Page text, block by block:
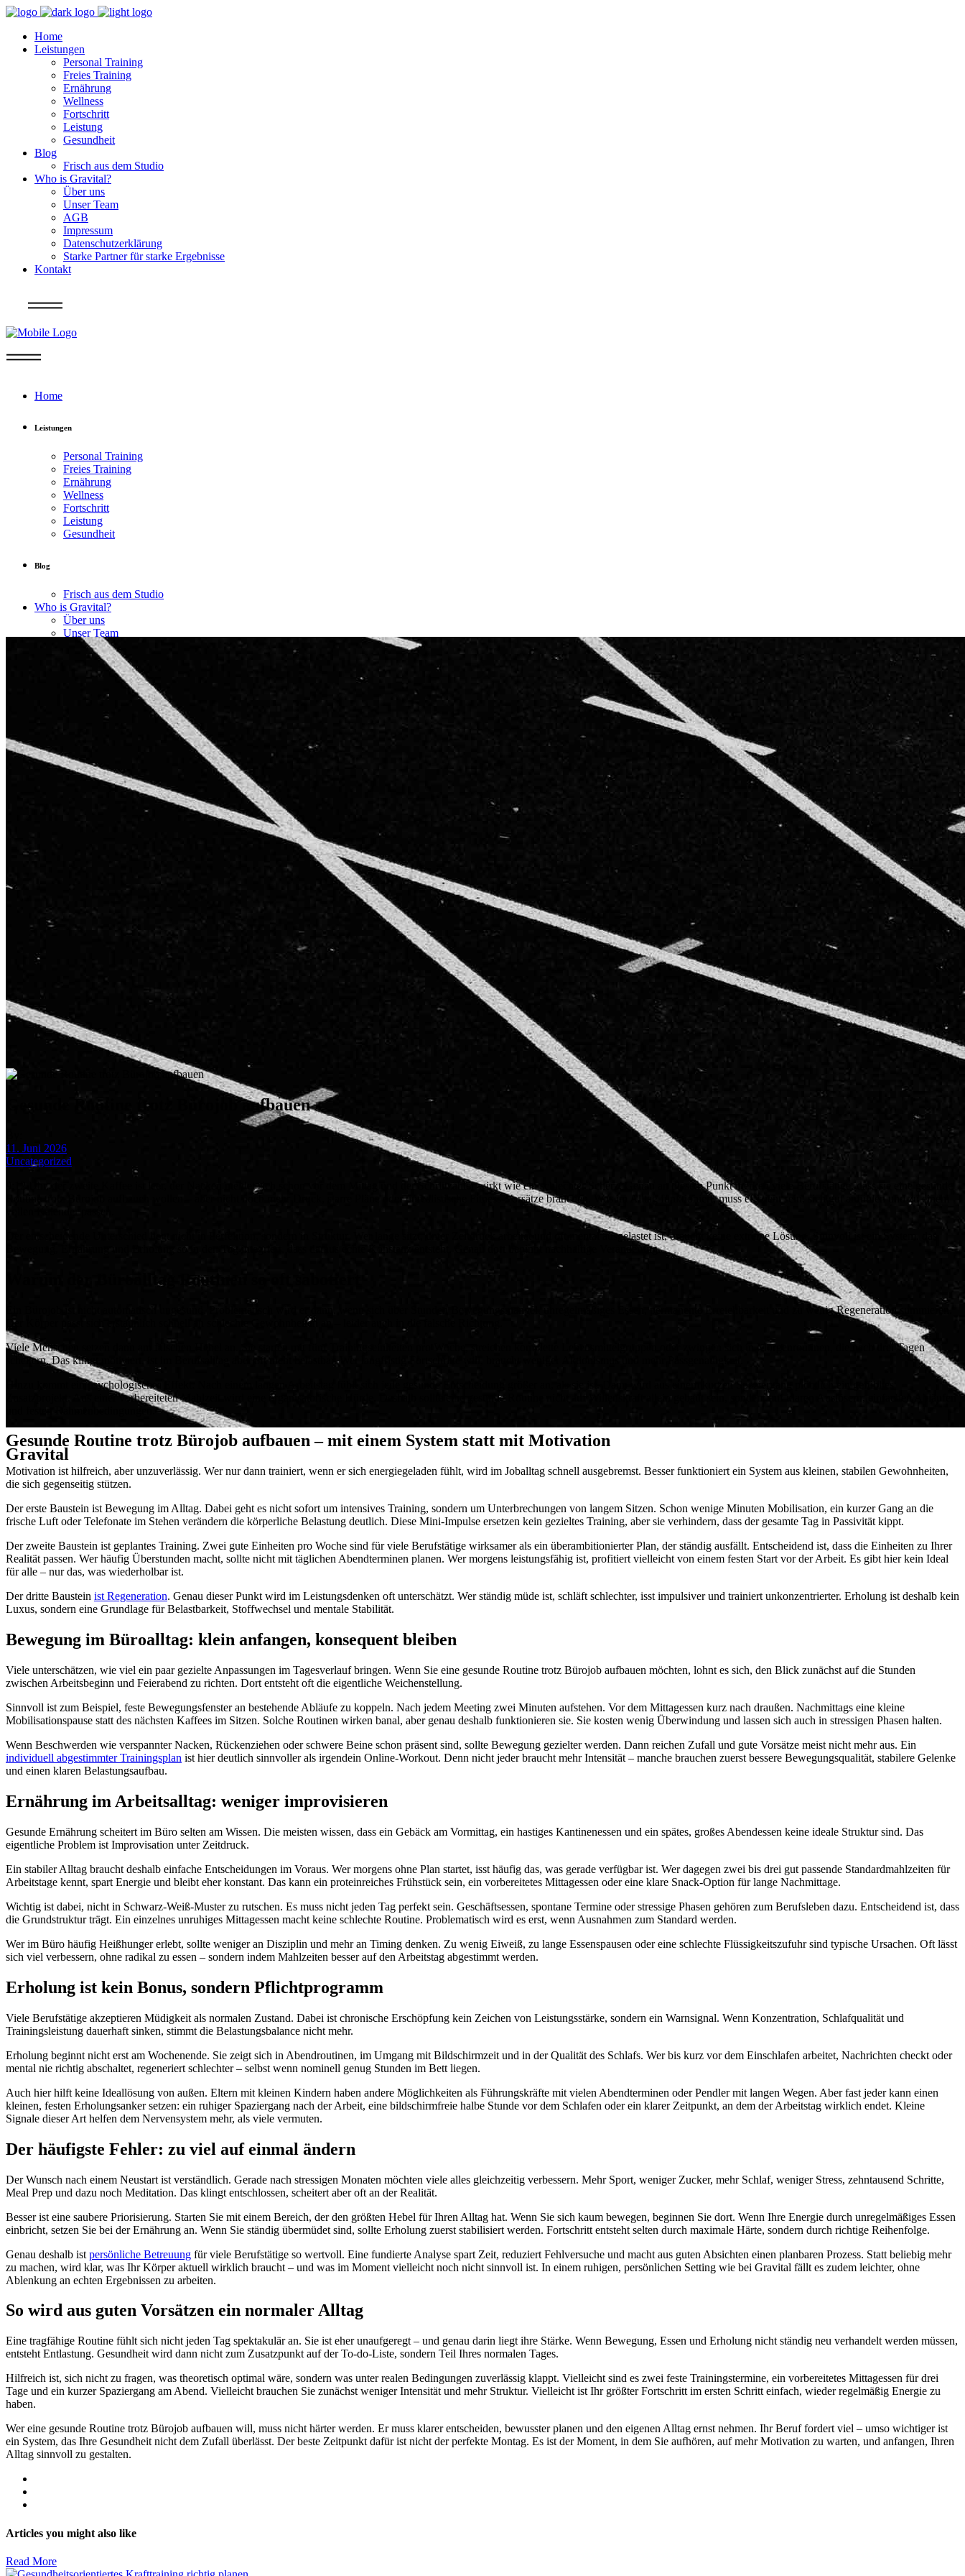
Home
Leistungen
Personal Training
Freies Training
Ernährung
Wellness
Fortschritt
Leistung
Gesundheit
Blog
Frisch aus dem Studio
Who is Gravital?
Über uns
Unser Team
AGB
Impressum
Datenschutzerklärung
Starke Partner für starke Ergebnisse
Kontakt
Home
Leistungen
Personal Training
Freies Training
Ernährung
Wellness
Fortschritt
Leistung
Gesundheit
Blog
Frisch aus dem Studio
Who is Gravital?
Über uns
Unser Team
AGB
Impressum
Datenschutzerklärung
Starke Partner für starke Ergebnisse
Gravital
Gesunde Routine trotz Bürojob aufbauen
11. Juni 2026
Uncategorized
9:12 Uhr, der zweite Kaffee ist leer, der Nacken meldet sich schon vor dem Mittag und der Schrittzähler wirkt wie ein schlechter Scherz. Genau an diesem Punkt merken viele Berufstätige, dass sie eine gesunde
Routine trotz Bürojob aufbauen wollen – aber nicht noch mehr Druck, starre Pläne oder unrealistische Fitness-Vorsätze brauchen. Was im Alltag funktioniert, muss effizient sein, sich gut anfühlen und zu einem
Der entscheidende Unterschied liegt nicht in Perfektion, sondern in Struktur. Wer lange sitzt, unter Zeitdruck arbeitet und oft mental ausgelastet ist, braucht keine extreme Lösung. Sinnvoll ist ein System, das
Bewegung, Ernährung und Erholung so in den Tag integriert, dass daraus echte Konstanz entsteht. Genau dort beginnt nachhaltige Veränderung.
Warum der Büroalltag Routinen so oft sabotiert
Ein Bürojob ist nicht automatisch ungesund. Problematisch wird er dann, wenn sich über Stunden Bewegungsmangel, unregelmäßiges Essen, permanente Erreichbarkeit und zu wenig Regeneration summieren.
Der Körper passt sich erstaunlich schnell an schlechte Gewohnheiten an – leider auch in die falsche Richtung.
Viele Menschen setzen dann am falschen Hebel an. Sie starten mit fünf Trainingseinheiten pro Woche, streichen komplette Lebensmittelgruppen oder zwingen sich in Morgenroutinen, die nach drei Tagen
scheitern. Das klingt motiviert, ist im Berufsalltag aber oft nicht belastbar. Wer langfristig Fortschritte will, braucht weniger Aktionismus und mehr Passgenauigkeit.
Hinzu kommt ein psychologischer Effekt: Nach einem langen Arbeitstag fühlt sich jede gesunde Entscheidung größer an, als sie ist. Dann wird aus einem kurzen Spaziergang plötzlich ein gefühltes
Zusatzprojekt. Aus einer vorbereiteten Mahlzeit wird eine organisatorische Hürde. Deshalb sollte eine gesunde Routine nicht auf Willenskraft allein gebaut sein, sondern auf klaren Auslösern, einfachen Abläufen
und festen Rahmenbedingungen.
Gesunde Routine trotz Bürojob aufbauen – mit einem System statt mit Motivation
Motivation ist hilfreich, aber unzuverlässig. Wer nur dann trainiert, wenn er sich energiegeladen fühlt, wird im Joballtag schnell ausgebremst. Besser funktioniert ein System aus kleinen, stabilen Gewohnheiten,
die sich gegenseitig stützen.
Der erste Baustein ist Bewegung im Alltag. Dabei geht es nicht sofort um intensives Training, sondern um Unterbrechungen von langem Sitzen. Schon wenige Minuten Mobilisation, ein kurzer Gang an die
frische Luft oder Telefonate im Stehen verändern die körperliche Belastung deutlich. Diese Mini-Impulse ersetzen kein gezieltes Training, aber sie verhindern, dass der gesamte Tag in Passivität kippt.
Der zweite Baustein ist geplantes Training. Zwei gute Einheiten pro Woche sind für viele Berufstätige wirksamer als ein überambitionierter Plan, der ständig ausfällt. Entscheidend ist, dass die Einheiten zu Ihrer
Realität passen. Wer häufig Überstunden macht, sollte nicht mit täglichen Abendterminen planen. Wer morgens leistungsfähig ist, profitiert vielleicht von einem festen Start vor der Arbeit. Es gibt hier kein Ideal
für alle – nur das, was wiederholbar ist.
Der dritte Baustein ist Regeneration. Genau dieser Punkt wird im Leistungsdenken oft unterschätzt. Wer ständig müde ist, schläft schlechter, isst impulsiver und trainiert unkonzentrierter. Erholung ist deshalb kein
Luxus, sondern eine Grundlage für Belastbarkeit, Stoffwechsel und mentale Stabilität.
Bewegung im Büroalltag: klein anfangen, konsequent bleiben
Viele unterschätzen, wie viel ein paar gezielte Anpassungen im Tagesverlauf bringen. Wenn Sie eine gesunde Routine trotz Bürojob aufbauen möchten, lohnt es sich, den Blick zunächst auf die Stunden
zwischen Arbeitsbeginn und Feierabend zu richten. Dort entsteht oft die eigentliche Weichenstellung.
Sinnvoll ist zum Beispiel, feste Bewegungsfenster an bestehende Abläufe zu koppeln. Nach jedem Meeting zwei Minuten aufstehen. Vor dem Mittagessen kurz nach draußen. Nachmittags eine kleine
Mobilisationspause statt des nächsten Kaffees im Sitzen. Solche Routinen wirken banal, aber genau deshalb funktionieren sie. Sie kosten wenig Überwindung und lassen sich auch in stressigen Phasen halten.
Wenn Beschwerden wie verspannter Nacken, Rückenziehen oder schwere Beine schon präsent sind, sollte Bewegung gezielter werden. Dann reichen Zufall und gute Vorsätze meist nicht mehr aus. Ein
individuell abgestimmter Trainingsplan ist hier deutlich sinnvoller als irgendein Online-Workout. Denn nicht jeder braucht mehr Intensität – manche brauchen zuerst bessere Bewegungsqualität, stabilere Gelenke
und einen klaren Belastungsaufbau.
Ernährung im Arbeitsalltag: weniger improvisieren
Gesunde Ernährung scheitert im Büro selten am Wissen. Die meisten wissen, dass ein Gebäck am Vormittag, ein hastiges Kantinenessen und ein spätes, großes Abendessen keine ideale Struktur sind. Das
eigentliche Problem ist Improvisation unter Zeitdruck.
Ein stabiler Alltag braucht deshalb einfache Entscheidungen im Voraus. Wer morgens ohne Plan startet, isst häufig das, was gerade verfügbar ist. Wer dagegen zwei bis drei gut passende Standardmahlzeiten für
Arbeitstage kennt, spart Energie und bleibt eher konstant. Das kann ein proteinreiches Frühstück sein, ein vorbereitetes Mittagessen oder eine klare Snack-Option für lange Nachmittage.
Wichtig ist dabei, nicht in Schwarz-Weiß-Muster zu rutschen. Es muss nicht jeden Tag perfekt sein. Geschäftsessen, spontane Termine oder stressige Phasen gehören zum Berufsleben dazu. Entscheidend ist, dass
die Grundstruktur trägt. Ein einzelnes unruhiges Mittagessen macht keine schlechte Routine. Problematisch wird es erst, wenn Ausnahmen zum Standard werden.
Wer im Büro häufig Heißhunger erlebt, sollte weniger an Disziplin und mehr an Timing denken. Zu wenig Eiweiß, zu lange Essenspausen oder eine schlechte Flüssigkeitszufuhr sind typische Ursachen. Oft lässt
sich viel verbessern, ohne radikal zu essen – sondern indem Mahlzeiten besser auf den Arbeitstag abgestimmt werden.
Erholung ist kein Bonus, sondern Pflichtprogramm
Viele Berufstätige akzeptieren Müdigkeit als normalen Zustand. Dabei ist chronische Erschöpfung kein Zeichen von Leistungsstärke, sondern ein Warnsignal. Wenn Konzentration, Schlafqualität und
Trainingsleistung dauerhaft sinken, stimmt die Belastungsbalance nicht mehr.
Erholung beginnt nicht erst am Wochenende. Sie zeigt sich in Abendroutinen, im Umgang mit Bildschirmzeit und in der Qualität des Schlafs. Wer bis kurz vor dem Einschlafen arbeitet, Nachrichten checkt oder
mental nie richtig abschaltet, regeneriert schlechter – selbst wenn nominell genug Stunden im Bett liegen.
Auch hier hilft keine Ideallösung von außen. Eltern mit kleinen Kindern haben andere Möglichkeiten als Führungskräfte mit vielen Abendterminen oder Pendler mit langen Wegen. Aber fast jeder kann einen
kleinen, festen Erholungsanker setzen: ein ruhiger Spaziergang nach der Arbeit, eine bildschirmfreie halbe Stunde vor dem Schlafen oder ein klarer Zeitpunkt, an dem der Arbeitstag wirklich endet. Kleine
Signale dieser Art helfen dem Nervensystem mehr, als viele vermuten.
Der häufigste Fehler: zu viel auf einmal ändern
Der Wunsch nach einem Neustart ist verständlich. Gerade nach stressigen Monaten möchten viele alles gleichzeitig verbessern. Mehr Sport, weniger Zucker, mehr Schlaf, weniger Stress, zehntausend Schritte,
Meal Prep und dazu noch Meditation. Das klingt entschlossen, scheitert aber oft an der Realität.
Besser ist eine saubere Priorisierung. Starten Sie mit einem Bereich, der den größten Hebel für Ihren Alltag hat. Wenn Sie sich kaum bewegen, beginnen Sie dort. Wenn Ihre Energie durch unregelmäßiges Essen
einbricht, setzen Sie bei der Ernährung an. Wenn Sie ständig übermüdet sind, sollte Erholung zuerst stabilisiert werden. Fortschritt entsteht selten durch maximale Härte, sondern durch richtige Reihenfolge.
Genau deshalb ist persönliche Betreuung für viele Berufstätige so wertvoll. Eine fundierte Analyse spart Zeit, reduziert Fehlversuche und macht aus guten Absichten einen planbaren Prozess. Statt beliebig mehr
zu machen, wird klar, was Ihr Körper aktuell wirklich braucht – und was im Moment vielleicht noch nicht sinnvoll ist. In einem ruhigen, persönlichen Setting wie bei Gravital fällt es zudem leichter, ohne
Ablenkung an echten Ergebnissen zu arbeiten.
So wird aus guten Vorsätzen ein normaler Alltag
Eine tragfähige Routine fühlt sich nicht jeden Tag spektakulär an. Sie ist eher unaufgeregt – und genau darin liegt ihre Stärke. Wenn Bewegung, Essen und Erholung nicht ständig neu verhandelt werden müssen,
entsteht Entlastung. Gesundheit wird dann nicht zum Zusatzpunkt auf der To-do-Liste, sondern Teil Ihres normalen Tages.
Hilfreich ist, sich nicht zu fragen, was theoretisch optimal wäre, sondern was unter realen Bedingungen zuverlässig klappt. Vielleicht sind es zwei feste Trainingstermine, ein vorbereitetes Mittagessen für drei
Tage und ein kurzer Spaziergang am Abend. Vielleicht brauchen Sie zunächst weniger Intensität und mehr Struktur. Vielleicht ist Ihr größter Fortschritt im ersten Schritt einfach, wieder regelmäßig Energie zu
haben.
Wer eine gesunde Routine trotz Bürojob aufbauen will, muss nicht härter werden. Er muss klarer entscheiden, bewusster planen und den eigenen Alltag ernst nehmen. Ihr Beruf fordert viel – umso wichtiger ist
ein System, das Ihre Gesundheit nicht dem Zufall überlässt. Der beste Zeitpunkt dafür ist nicht der perfekte Montag. Es ist der Moment, in dem Sie aufhören, auf mehr Motivation zu warten, und anfangen, Ihren
Alltag sinnvoll zu gestalten.
Articles you might also like
Read More